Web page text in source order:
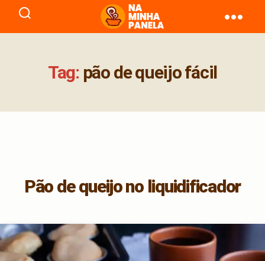
naminhapanela.com
Tag: pão de queijo fácil
Pão de queijo no liquidificador